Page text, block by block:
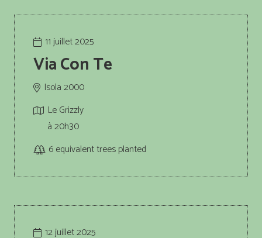
11 juillet 2025
Via Con Te
Isola 2000
Le Grizzly
à 20h30
6equivalent trees planted
12 juillet 2025